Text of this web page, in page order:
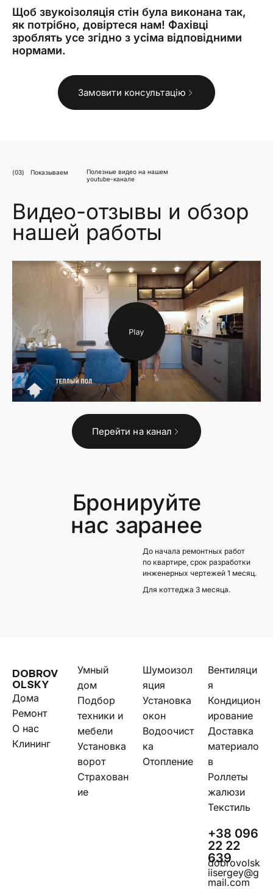
Щоб звукоізоляція стін була виконана так,
як потрібно, довіртеся нам! Фахівці
зроблять усе згідно з усіма відповідними
нормами.
Замовити консультацію
(03) Показываем
Полезные видео на нашем
youtube-канале
Видео-отзывы и обзор
нашей работы
Перейти на канал
Бронируйте
нас заранее
До начала ремонтных работ
по квартире, срок разработки
инженерных чертежей 1 месяц.
Для коттеджа 3 месяца.
DOBROV
OLSKY
Дома
Ремонт
О нас
Клининг
Умный
дом
Подбор
техники и
мебели
Установка
ворот
Страхован
ие
Шумоизол
яция
Установка
окон
Водоочист
ка
Отопление
Вентиляци
я
Кондицион
ирование
Доставка
материало
в
Роллеты
жалюзи
Текстиль
+38 096
22 22
639
dobrovolsk
iisergey@g
mail.com